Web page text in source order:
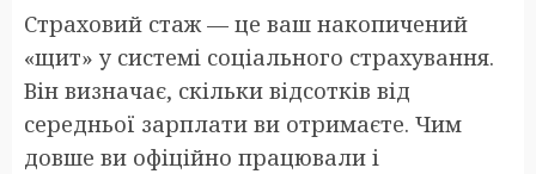
Страховий стаж — це ваш накопичений
«щит» у системі соціального страхування.
Він визначає, скільки відсотків від
середньої зарплати ви отримаєте. Чим
довше ви офіційно працювали і